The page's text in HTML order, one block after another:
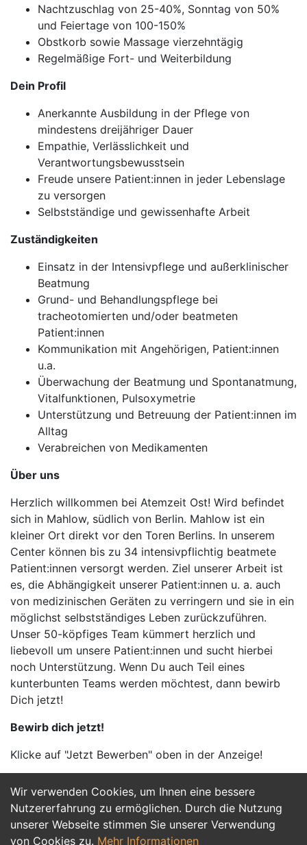
Wir verwenden Cookies, um Ihnen eine bessere
Nutzererfahrung zu ermöglichen. Durch die Nutzung
unserer Webseite stimmen Sie unserer Verwendung
von Cookies zu. Mehr Informationen
Nachtzuschlag von 25-40%, Sonntag von 50%
und Feiertage von 100-150%
Obstkorb sowie Massage vierzehntägig
Regelmäßige Fort- und Weiterbildung
Dein Profil
Anerkannte Ausbildung in der Pflege von
mindestens dreijähriger Dauer
Empathie, Verlässlichkeit und
Verantwortungsbewusstsein
Freude unsere Patient:innen in jeder Lebenslage
zu versorgen
Selbstständige und gewissenhafte Arbeit
Zuständigkeiten
Einsatz in der Intensivpflege und außerklinischer
Beatmung
Grund- und Behandlungspflege bei
tracheotomierten und/oder beatmeten
Patient:innen
Kommunikation mit Angehörigen, Patient:innen
u.a.
Überwachung der Beatmung und Spontanatmung,
Vitalfunktionen, Pulsoxymetrie
Unterstützung und Betreuung der Patient:innen im
Alltag
Verabreichen von Medikamenten
Über uns
Herzlich willkommen bei Atemzeit Ost! Wird befindet
sich in Mahlow, südlich von Berlin. Mahlow ist ein
kleiner Ort direkt vor den Toren Berlins. In unserem
Center können bis zu 34 intensivpflichtig beatmete
Patient:innen versorgt werden. Ziel unserer Arbeit ist
es, die Abhängigkeit unserer Patient:innen u. a. auch
von medizinischen Geräten zu verringern und sie in ein
möglichst selbstständiges Leben zurückzuführen.
Unser 50-köpfiges Team kümmert herzlich und
liebevoll um unsere Patient:innen und sucht hierbei
noch Unterstützung. Wenn Du auch Teil eines
kunterbunten Teams werden möchtest, dann bewirb
Dich jetzt!
Bewirb dich jetzt!
Klicke auf "Jetzt Bewerben" oben in der Anzeige!
Jetzt Bewerben